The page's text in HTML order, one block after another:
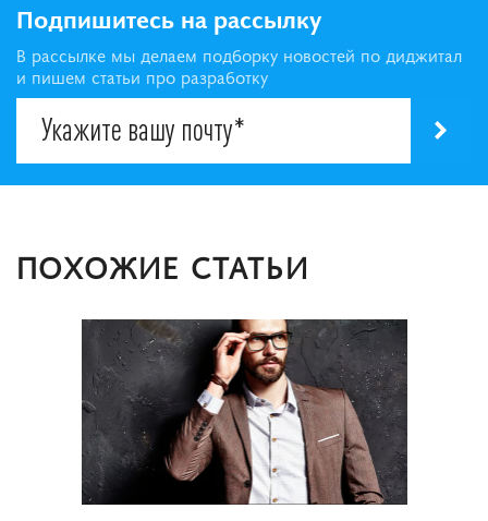
Подпишитесь на рассылку
В рассылке мы делаем подборку новостей по диджитал
и пишем статьи про разработку
ПОХОЖИЕ СТАТЬИ